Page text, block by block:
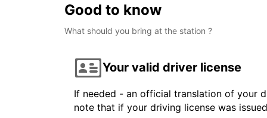
Good to know
What should you bring at the station ?
Your valid driver license
If needed - an official translation of your
note that if your driving license was